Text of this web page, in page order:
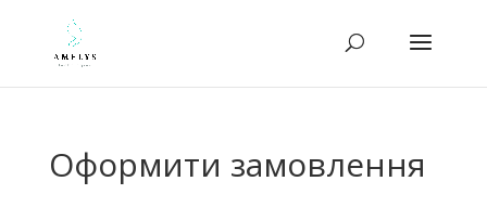
Оформити замовлення